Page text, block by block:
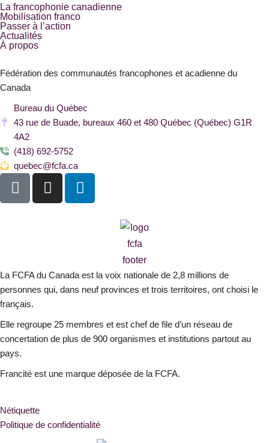
La francophonie canadienne
Mobilisation franco
Passer à l’action
Actualités
À propos
Fédération des communautés francophones et acadienne du
Canada
Bureau du Québec
43 rue de Buade, bureaux 460 et 480 Québec (Québec) G1R
4A2
(418) 692-5752
quebec@fcfa.ca
F
a
o
k
-
s
q
u
a
r
I
n
r
a
m
L
i
i
n
La FCFA du Canada est la voix nationale de 2,8 millions de
personnes qui, dans neuf provinces et trois territoires, ont choisi le
français.
Elle regroupe 25 membres et est chef de file d’un réseau de
concertation de plus de 900 organismes et institutions partout au
pays.
Francité est une marque déposée de la FCFA.
Nétiquette
Politique de confidentialité